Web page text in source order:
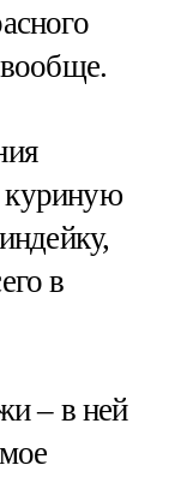
вообще.
куриную
в
– в ней